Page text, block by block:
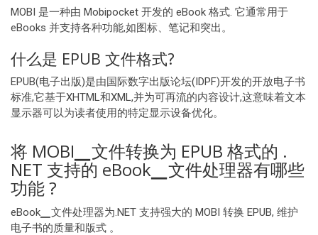
MOBI 是一种由 Mobipocket 开发的 eBook 格式. 它通常用于
eBooks 并支持各种功能,如图标、笔记和突出。
什么是 EPUB 文件格式?
EPUB(电子出版)是由国际数字出版论坛(IDPF)开发的开放电子书
标准,它基于XHTML和XML,并为可再流的内容设计,这意味着文本
显示器可以为读者使用的特定显示设备优化。
将 MOBI▁文件转换为 EPUB 格式的 .
NET 支持的 eBook▁文件处理器有哪些
功能 ?
eBook▁文件处理器为.NET 支持强大的 MOBI 转换 EPUB, 维护
电子书的质量和版式 。